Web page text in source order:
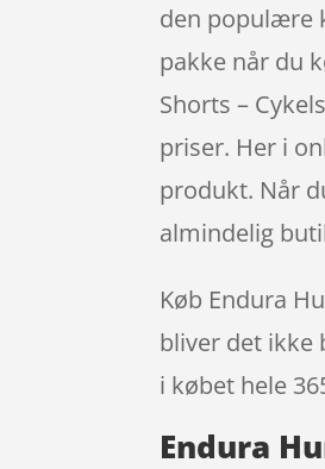
den populære
pakke når du
Shorts –
priser. Her i
produkt. Når
almindelig
Køb Endura
bliver det ikke
i købet hele
Endura